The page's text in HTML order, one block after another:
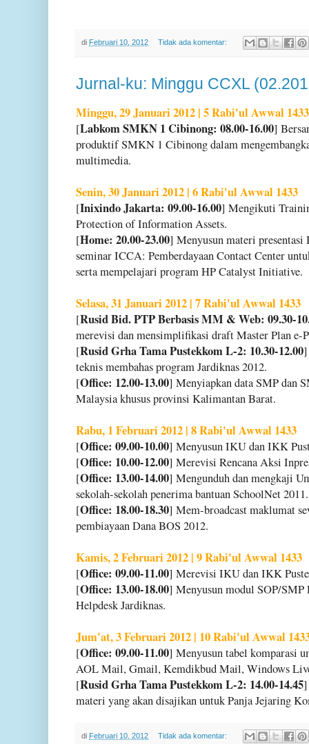
di Februari 10, 2012 Tidak ada komentar:
Jurnal-ku: Minggu CCXL
Minggu, 29 Januari 2012 | 5 Rabi'ul Awwal 1433
[Labkom SMKN 1 Cibinong: 08.00-16.00]
produktif SMKN 1 Cibinong dalam
multimedia.
Senin, 30 Januari 2012 | 6 Rabi'ul Awwal 1433
[Inixindo Jakarta: 09.00-16.00] Mengikuti
Protection of Information Assets.
[Home: 20.00-23.00] Menyusun materi presentasi
seminar ICCA: Pemberdayaan Contact Center
serta mempelajari program HP Catalyst Initiative.
Selasa, 31 Januari 2012 | 7 Rabi'ul Awwal 1433
[Rusid Bid. PTP Berbasis MM & Web: 09.30-
merevisi dan mensimplifikasi draft Master Plan e-
[Rusid Grha Tama Pustekkom L-2: 10.30-12.00]
teknis membahas program Jardiknas 2012.
[Office: 12.00-13.00] Menyiapkan data SMP dan
Malaysia khusus provinsi Kalimantan Barat.
Rabu, 1 Februari 2012 | 8 Rabi'ul Awwal 1433
[Office: 09.00-10.00] Menyusun IKU dan IKK
[Office: 10.00-12.00] Merevisi Rencana Aksi
[Office: 13.00-14.00] Mengunduh dan mengkaji
sekolah-sekolah penerima bantuan SchoolNet 2011.
[Office: 18.00-18.30] Mem-broadcast maklumat
pembiayaan Dana BOS 2012.
Kamis, 2 Februari 2012 | 9 Rabi'ul Awwal 1433
[Office: 09.00-11.00] Merevisi IKU dan IKK
[Office: 13.00-18.00] Menyusun modul SOP/SMP
Helpdesk Jardiknas.
Jum'at, 3 Februari 2012 | 10 Rabi'ul Awwal
[Office: 09.00-11.00] Menyusun tabel komparasi
AOL Mail, Gmail, Kemdikbud Mail, Windows
[Rusid Grha Tama Pustekkom L-2: 14.00-14.45]
materi yang akan disajikan untuk Panja Jejaring
di Februari 10, 2012 Tidak ada komentar: